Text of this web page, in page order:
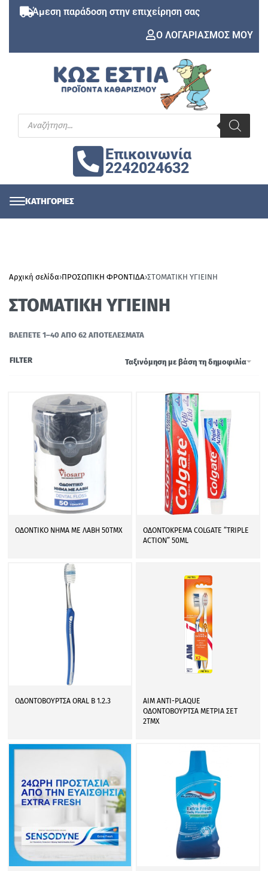
Άμεση παράδοση στην επιχείρηση σας
Ο ΛΟΓΑΡΙΑΣΜΟΣ ΜΟΥ
Επικοινωνία
2242024632
Αρχική σελίδα›ΠΡΟΣΩΠΙΚΗ ΦΡΟΝΤΙΔΑ›ΣΤΟΜΑΤΙΚΗ ΥΓΙΕΙΝΗ
ΣΤΟΜΑΤΙΚΗ ΥΓΙΕΙΝΗ
ΒΛΈΠΕΤΕ 1–40 ΑΠΌ 62 ΑΠΟΤΕΛΈΣΜΑΤΑ
Ταξινόμηση με βάση τη δημοφιλία
FILTER
ΟΔΟΝΤΙΚΟ ΝΗΜΑ ΜΕ ΛΑΒΗ 50ΤΜΧ
ΟΔΟΝΤΟΚΡΕΜΑ COLGATE ”TRIPLE
ACTION” 50ML
ΟΔΟΝΤΟΒΟΥΡΤΣΑ ORAL B 1.2.3
AIM ANTI-PLAQUE
ΟΔΟΝΤΟΒΟΥΡΤΣΑ ΜΕΤΡΙΑ ΣΕΤ
2ΤΜΧ